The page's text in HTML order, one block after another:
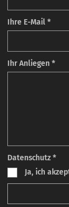
Ihre E-Mail *
Ihr Anliegen *
Datenschutz *
Ja, ich